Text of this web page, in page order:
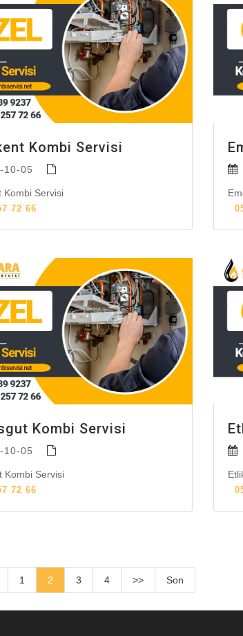
Kombi Servisi
10-05
Kombi Servisi
72 66
Kombi Servisi
10-05
Kombi Servisi
72 66
1 2 3 4 >> Son